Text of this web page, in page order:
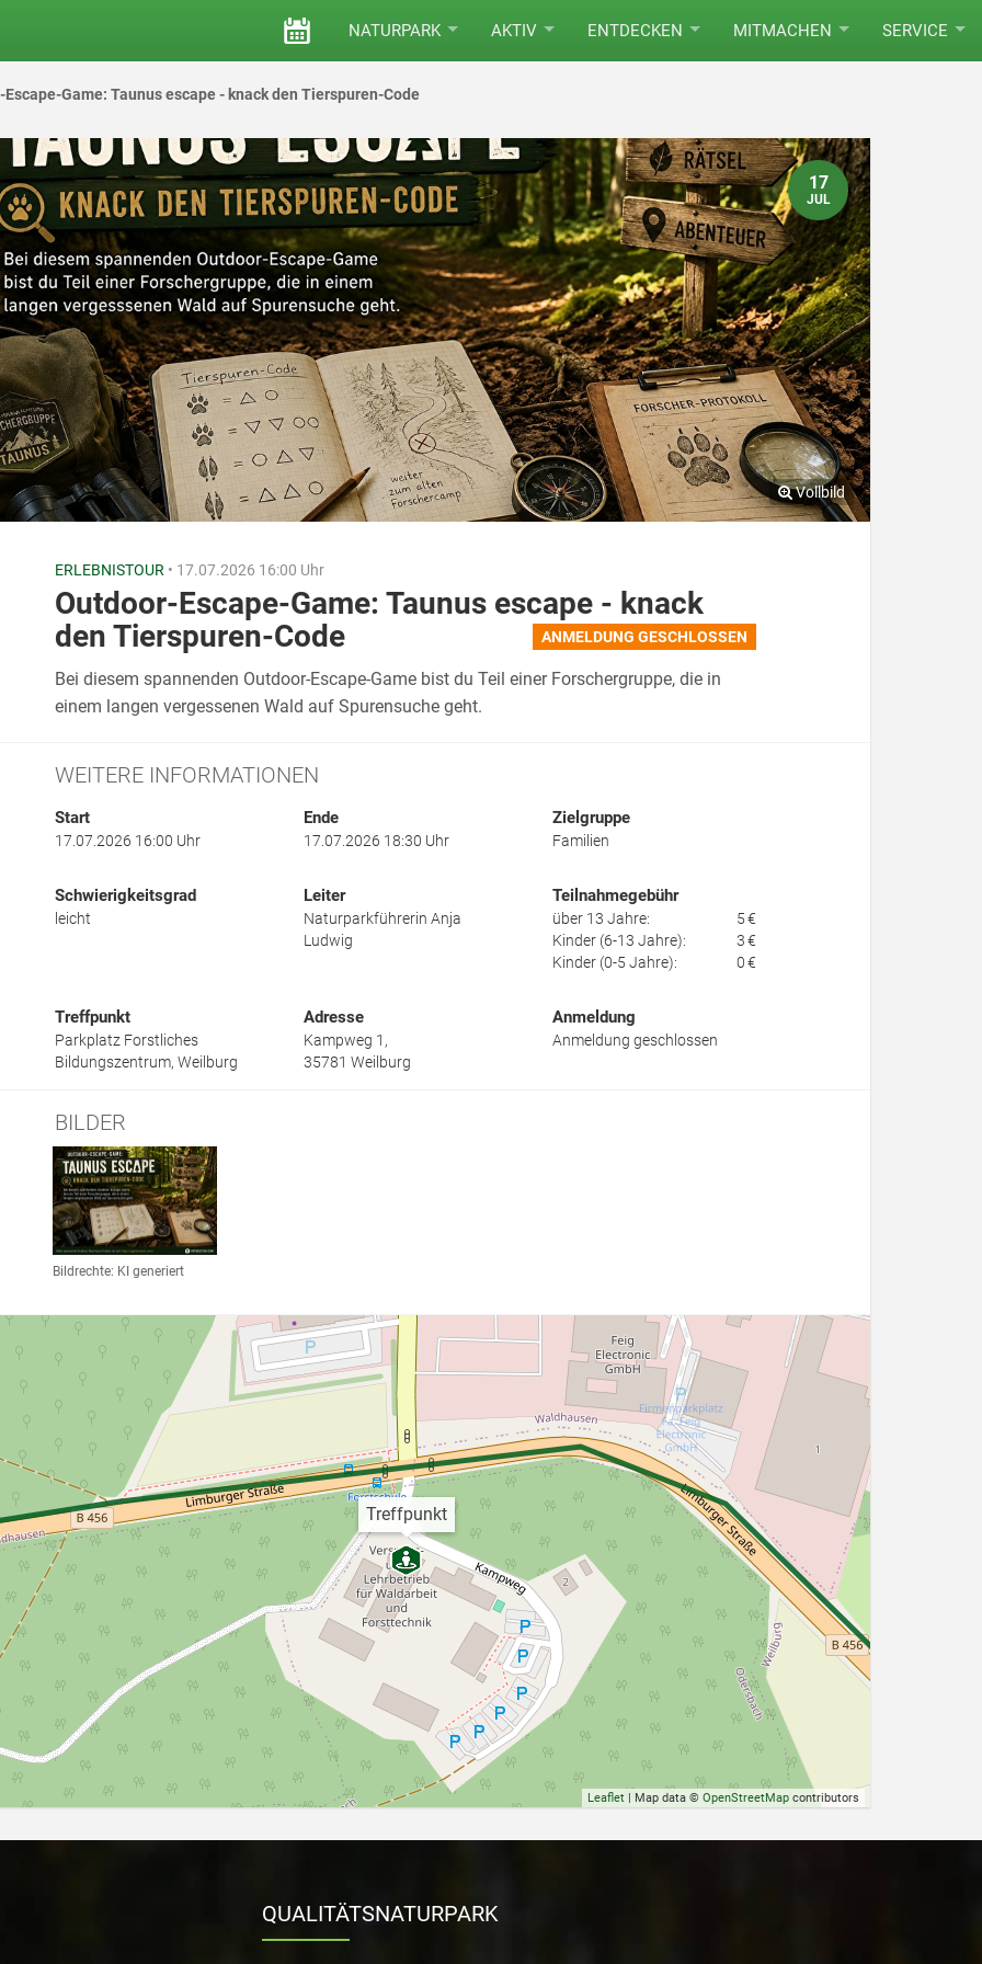
VERANSTALTUNGEN
NATURPARK AKTIV ENTDECKEN MITMACHEN SERVICE
Game: Taunus escape - knack den Tierspuren-Code
17
JUL
ERLEBNISTOUR • 17.07.2026 16:00 Uhr
Outdoor-Escape-Game: Taunus escape - knack
den Tierspuren-Code
ANMELDUNG GESCHLOSSEN
Bei diesem spannenden Outdoor-Escape-Game bist du Teil einer Forschergruppe, die in
einem langen vergessenen Wald auf Spurensuche geht.
WEITERE INFORMATIONEN
Start
17.07.2026 16:00 Uhr
Ende
17.07.2026 18:30 Uhr
Zielgruppe
Familien
Schwierigkeitsgrad
leicht
Leiter
Naturparkführerin Anja
Ludwig
Teilnahmegebühr
über 13 Jahre:
5 €
Kinder (6-13 Jahre):
3 €
Kinder (0-5 Jahre):
0 €
Treffpunkt
Parkplatz Forstliches
Bildungszentrum, Weilburg
Adresse
Kampweg 1,
35781 Weilburg
Anmeldung
Anmeldung geschlossen
BILDER
Link zur Großansicht eines Stimmungsbildes
Bildrechte: KI generiert
Treffpunkt
Leaflet | Map data © OpenStreetMap contributors
QUALITÄTSNATURPARK